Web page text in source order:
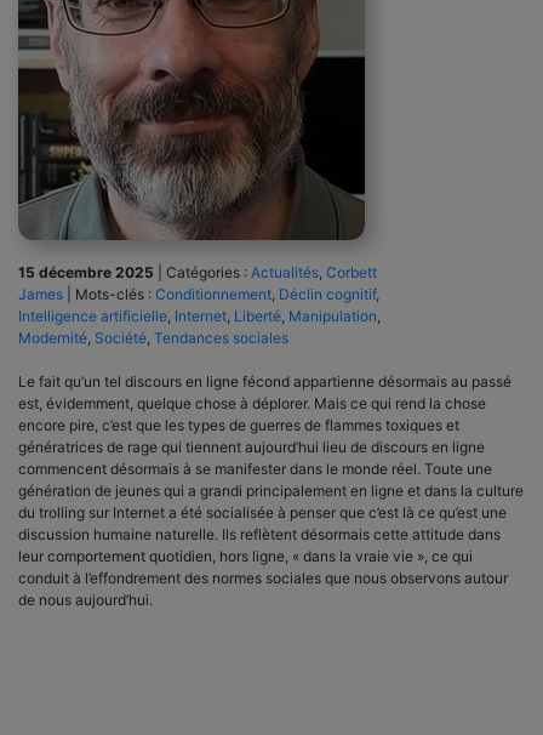
15 décembre 2025 Catégories : Actualités, Corbett
James
Mots-clés : Conditionnement, Déclin cognitif,
Intelligence artificielle, Internet, Liberté, Manipulation,
Modernité, Société, Tendances sociales
Le fait qu’un tel discours en ligne fécond appartienne désormais au passé
est, évidemment, quelque chose à déplorer. Mais ce qui rend la chose
encore pire, c’est que les types de guerres de flammes toxiques et
génératrices de rage qui tiennent aujourd’hui lieu de discours en ligne
commencent désormais à se manifester dans le monde réel. Toute une
génération de jeunes qui a grandi principalement en ligne et dans la culture
du trolling sur Internet a été socialisée à penser que c’est là ce qu’est une
discussion humaine naturelle. Ils reflètent désormais cette attitude dans
leur comportement quotidien, hors ligne, « dans la vraie vie », ce qui
conduit à l’effondrement des normes sociales que nous observons autour
de nous aujourd’hui.